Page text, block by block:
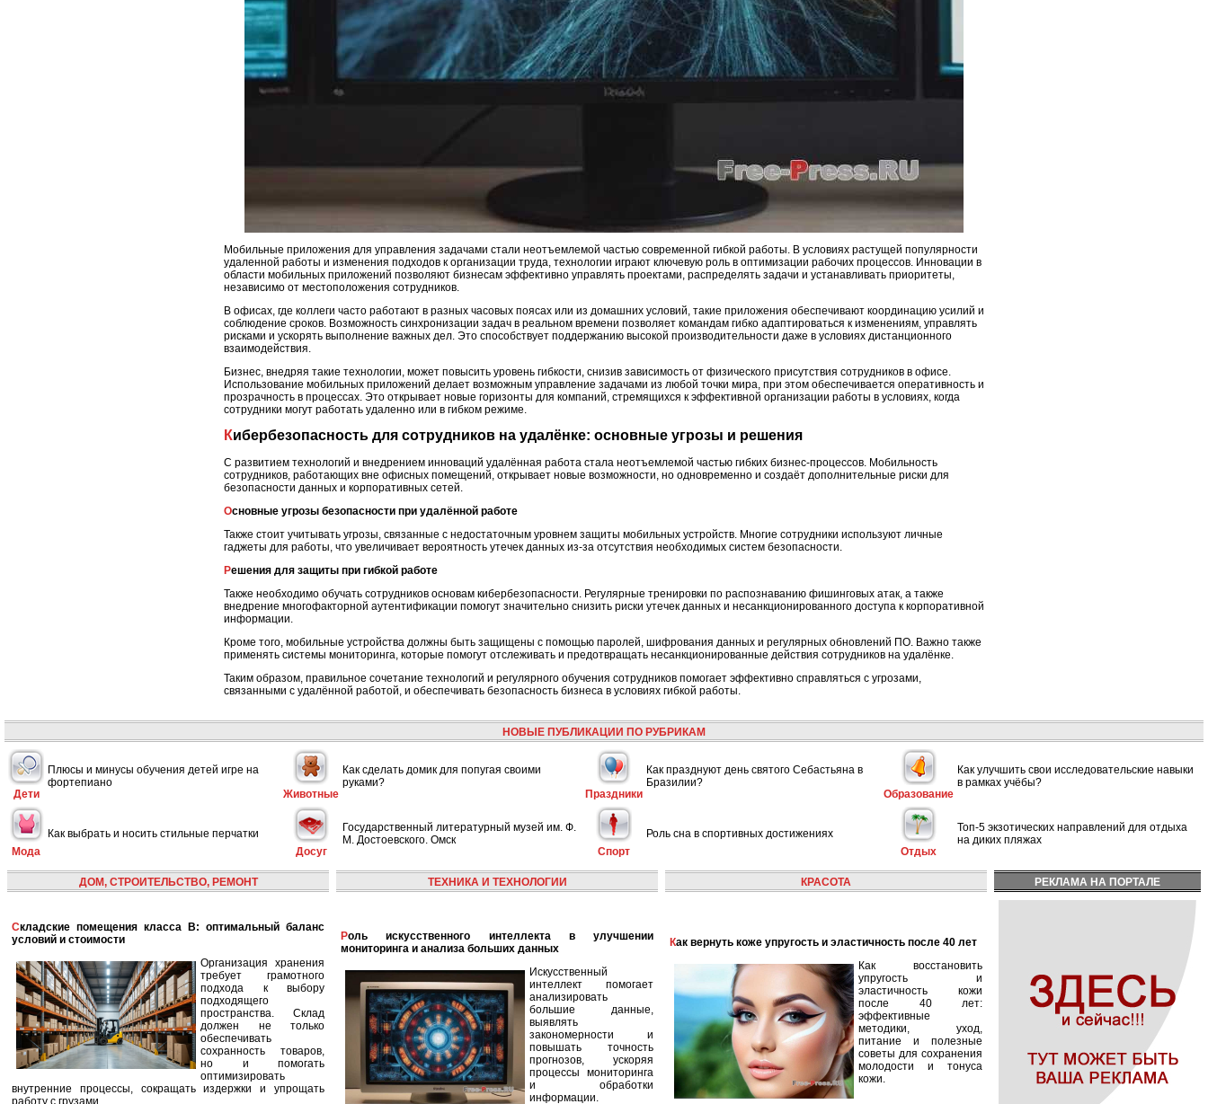
Мобильные приложения для управления задачами стали неотъемлемой частью современной гибкой работы. В условиях растущей популярности
удаленной работы и изменения подходов к организации труда, технологии играют ключевую роль в оптимизации рабочих процессов. Инновации в
области мобильных приложений позволяют бизнесам эффективно управлять проектами, распределять задачи и устанавливать приоритеты,
независимо от местоположения сотрудников.
В офисах, где коллеги часто работают в разных часовых поясах или из домашних условий, такие приложения обеспечивают координацию усилий и
соблюдение сроков. Возможность синхронизации задач в реальном времени позволяет командам гибко адаптироваться к изменениям, управлять
рисками и ускорять выполнение важных дел. Это способствует поддержанию высокой производительности даже в условиях дистанционного
взаимодействия.
Бизнес, внедряя такие технологии, может повысить уровень гибкости, снизив зависимость от физического присутствия сотрудников в офисе.
Использование мобильных приложений делает возможным управление задачами из любой точки мира, при этом обеспечивается оперативность и
прозрачность в процессах. Это открывает новые горизонты для компаний, стремящихся к эффективной организации работы в условиях, когда
сотрудники могут работать удаленно или в гибком режиме.
Кибербезопасность для сотрудников на удалёнке: основные угрозы и решения
С развитием технологий и внедрением инноваций удалённая работа стала неотъемлемой частью гибких бизнес-процессов. Мобильность
сотрудников, работающих вне офисных помещений, открывает новые возможности, но одновременно и создаёт дополнительные риски для
безопасности данных и корпоративных сетей.
Основные угрозы безопасности при удалённой работе
Также стоит учитывать угрозы, связанные с недостаточным уровнем защиты мобильных устройств. Многие сотрудники используют личные
гаджеты для работы, что увеличивает вероятность утечек данных из-за отсутствия необходимых систем безопасности.
Решения для защиты при гибкой работе
Также необходимо обучать сотрудников основам кибербезопасности. Регулярные тренировки по распознаванию фишинговых атак, а также
внедрение многофакторной аутентификации помогут значительно снизить риски утечек данных и несанкционированного доступа к корпоративной
информации.
Кроме того, мобильные устройства должны быть защищены с помощью паролей, шифрования данных и регулярных обновлений ПО. Важно также
применять системы мониторинга, которые помогут отслеживать и предотвращать несанкционированные действия сотрудников на удалёнке.
Таким образом, правильное сочетание технологий и регулярного обучения сотрудников помогает эффективно справляться с угрозами,
связанными с удалённой работой, и обеспечивать безопасность бизнеса в условиях гибкой работы.
НОВЫЕ ПУБЛИКАЦИИ ПО РУБРИКАМ
Дети
Плюсы и минусы обучения детей игре на
фортепиано
Животные
Как сделать домик для попугая своими
руками?
Праздники
Как празднуют день святого Себастьяна в
Бразилии?
Образование
Как улучшить свои исследовательские навыки
в рамках учёбы?
Мода
Как выбрать и носить стильные перчатки
Досуг
Государственный литературный музей им. Ф.
М. Достоевского. Омск
Спорт
Роль сна в спортивных достижениях
Отдых
Топ-5 экзотических направлений для отдыха
на диких пляжах
ДОМ, СТРОИТЕЛЬСТВО, РЕМОНТ
Складские помещения класса B: оптимальный баланс
условий и стоимости
Организация хранения
требует грамотного
подхода к выбору
подходящего
пространства. Склад
должен не только
обеспечивать
сохранность товаров,
но и помогать
оптимизировать
внутренние процессы, сокращать издержки и упрощать
работу с грузами.
ТЕХНИКА И ТЕХНОЛОГИИ
Роль искусственного интеллекта в улучшении
мониторинга и анализа больших данных
Искусственный
интеллект помогает
анализировать
большие данные,
выявлять
закономерности и
повышать точность
прогнозов, ускоряя
процессы мониторинга
и обработки
информации.
КРАСОТА
Как вернуть коже упругость и эластичность после 40 лет
Как восстановить
упругость и
эластичность кожи
после 40 лет:
эффективные
методики, уход,
питание и полезные
советы для сохранения
молодости и тонуса
кожи.
РЕКЛАМА НА ПОРТАЛЕ